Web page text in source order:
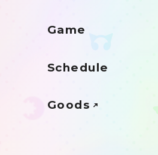
Game
Schedule
Goods